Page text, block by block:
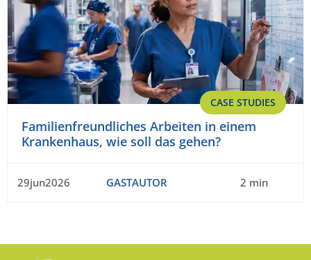
CASE STUDIES
Familienfreundliches Arbeiten in einem
Krankenhaus, wie soll das gehen?
29jun2026 GASTAUTOR 2 min